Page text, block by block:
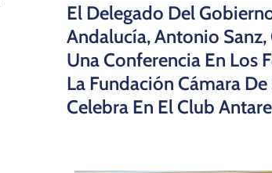
El Delegado Del
Andalucía, Antonio
Una Conferencia En Los
La Fundación Cámara
Celebra En El Club